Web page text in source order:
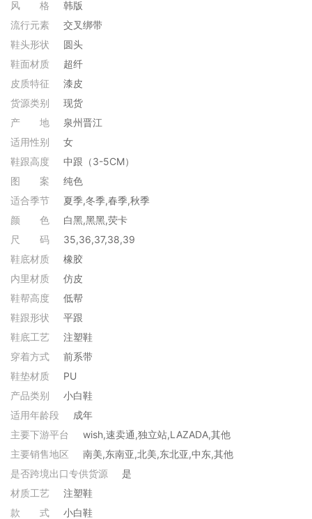
风 格
韩版
流行元素
交叉绑带
鞋头形状
圆头
鞋面材质
超纤
皮质特征
漆皮
货源类别
现货
产
地
泉州晋江
适用性别
女
鞋跟高度
中跟（3-5CM）
图
案
纯色
适合季节
夏季,冬季,春季,秋季
颜 色
白黑,黑黑,荧卡
尺
码
35,36,37,38,39
鞋底材质
橡胶
内里材质
仿皮
鞋帮高度
低帮
鞋跟形状
平跟
鞋底工艺
注塑鞋
穿着方式
前系带
鞋垫材质
PU
产品类别
小白鞋
适用年龄段
成年
主要下游平台
wish,速卖通,独立站,LAZADA,其他
主要销售地区
南美,东南亚,北美,东北亚,中东,其他
是否跨境出口专供货源
是
材质工艺
注塑鞋
款
式 小白鞋